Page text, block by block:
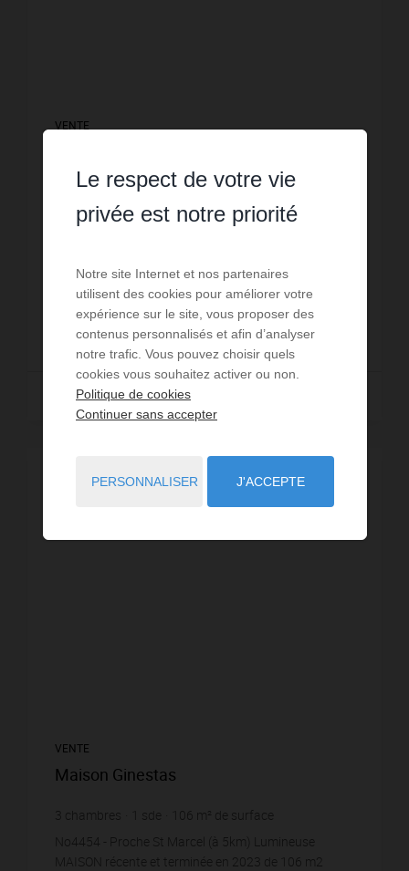
VENTE
chambres 1sde 101m² de surface
1 723m² de terrain 3 762,38 €prix / m²
No 4512: Villa plain-pied 4 faces de 101m2 sur grand
grande véranda attenante de 26m2, d'une ...
380 000 €
VENTE
Maison Ginestas
3 chambres sde 106 m² de surface
424m² de terrain 3 084,91 €
No4454 - Proche St Marcel (à 5km) Lumineuse
MAISON récente et terminée en 2023 de 106 m2
Le respect de votre vie
privée est notre priorité
Notre site Internet et nos partenaires
utilisent des cookies pour améliorer votre
expérience sur le site, vous proposer des
contenus personnalisés et afin d’analyser
notre trafic. Vous pouvez choisir quels
cookies vous souhaitez activer ou non.
Politique de cookies
Continuer sans accepter
PERSONNALISER J'ACCEPTE